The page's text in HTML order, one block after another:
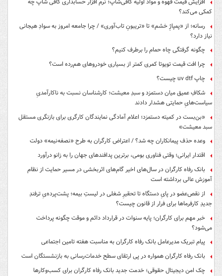
کمکی می‌کند؟
رسانه؛ از «پمپاژِ خشم» تا «تریبونِ تاب‌آوری» / چرا جامعه امروز به سوادِ هیجانی
نیاز دارد؟
چگونه گرفتگی چاه حمام را برطرف کنیم؟
چرا افت قیمت تویوتا کمری کمتر از بسیاری خودروهای هم‌رده است؟
چاپ uv dtf چیست؟
شکافِ عمیق میان دستمزد و سبدِ معیشت؛ کارشناسان نسبت به ناکارآمدیِ
سیاست‌هایِ حمایتی هشدار دادند
«بن‌بست در کمیته دستمزد؛ اعلام آمادگی نمایندگان کارگری برای بازنگری مستقل
سبد معیشت»
وعده حذف پیمانکاران چه شد؟ / اعتراض کارگران به طرح «نصفه‌نیمه» دولت
اقتدار ایرانی؛ وقتی فناوری بومی، برترین پدافندهای جهان را به زانو درآورد
بانک رفاه کارگران در سال‌های اخیر گام‌های اثربخشی در مسیر حمایت از نظام
آموزش عالی برداشته است
از نقص‌عضو در پایِ دستگاه تا تحقیرِ شغلی در لیستِ بیمه؛ پشت‌پرده‌یِ ترفندِ
جدیدِ کارفرماها برای فرار از قانون چیست؟
خبر مهم برای کارگران؛ پایه سنوات در قرارداد دائم و موقت چگونه پرداخت
می‌شود؟
پیام تبریک مدیرعامل بانک رفاه کارگران به مناسبت هفته تامین اجتماعی
بانک رفاه کارگران همواره در پی ارتقای سطح خدمات‌رسانی به بازنشستگان است
چک امن دیجیتال حقوقی؛ خدمت جدید بانک رفاه کارگران برای کسب‌وکارها